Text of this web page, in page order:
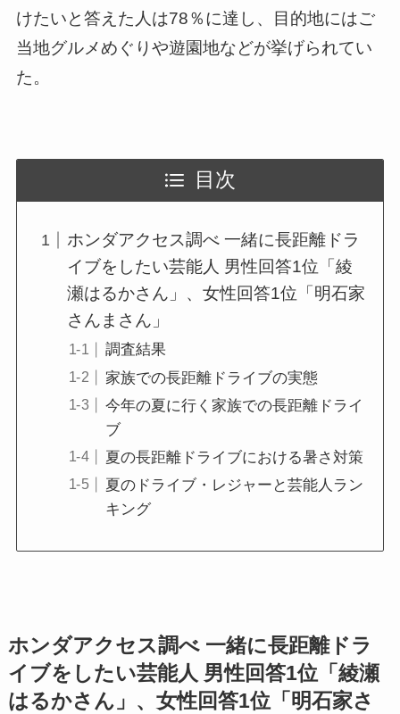
けたいと答えた人は78％に達し、目的地にはご
当地グルメめぐりや遊園地などが挙げられてい
た。
目次
ホンダアクセス調べ 一緒に長距離ドラ
イブをしたい芸能人 男性回答1位「綾
瀬はるかさん」、女性回答1位「明石家
さんまさん」
調査結果
家族での長距離ドライブの実態
今年の夏に行く家族での長距離ドライ
ブ
夏の長距離ドライブにおける暑さ対策
夏のドライブ・レジャーと芸能人ラン
キング
ホンダアクセス調べ 一緒に長距離ドラ
イブをしたい芸能人 男性回答1位「綾瀬
はるかさん」、女性回答1位「明石家さ